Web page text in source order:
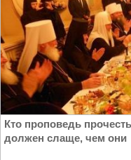
Кто проповедь
должен слаще, чем они